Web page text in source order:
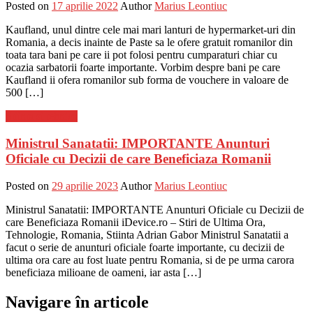
Posted on 17 aprilie 2022 Author Marius Leontiuc
Kaufland, unul dintre cele mai mari lanturi de hypermarket-uri din
Romania, a decis inainte de Paste sa le ofere gratuit romanilor din
toata tara bani pe care ii pot folosi pentru cumparaturi chiar cu
ocazia sarbatorii foarte importante. Vorbim despre bani pe care
Kaufland ii ofera romanilor sub forma de vouchere in valoare de
500 […]
Ministrul Sanatatii: IMPORTANTE Anunturi
Oficiale cu Decizii de care Beneficiaza Romanii
Posted on 29 aprilie 2023 Author Marius Leontiuc
Ministrul Sanatatii: IMPORTANTE Anunturi Oficiale cu Decizii de
care Beneficiaza Romanii iDevice.ro – Stiri de Ultima Ora,
Tehnologie, Romania, Stiinta Adrian Gabor Ministrul Sanatatii a
facut o serie de anunturi oficiale foarte importante, cu decizii de
ultima ora care au fost luate pentru Romania, si de pe urma carora
beneficiaza milioane de oameni, iar asta […]
Navigare în articole